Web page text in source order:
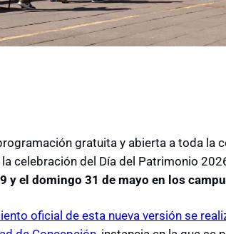
gratuita y abierta a toda la
celebración del Día del Patrimonio
y el domingo 31 de mayo en los
oficial de esta nueva versión se